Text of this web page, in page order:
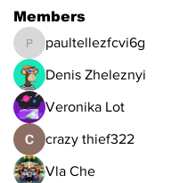
Members
paultellezfcvi6g
paultellezfcvi6g
Denis Zheleznyi
Veronika Lot
crazy thief322
Vla Che